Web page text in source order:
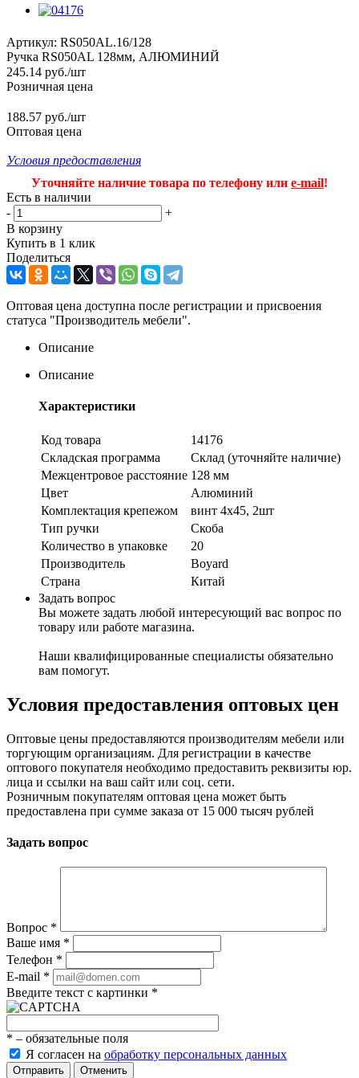
Артикул: RS050AL.16/128
Ручка RS050AL 128мм, АЛЮМИНИЙ
245.14 руб./шт
Розничная цена
188.57 руб./шт
Оптовая цена
Условия предоставления
Уточняйте наличие товара по телефону или e-mail!
Есть в наличии
-
+
В корзину
Купить в 1 клик
Поделиться
Оптовая цена доступна после регистрации и присвоения
статуса "Производитель мебели".
Описание
Описание
Характеристики
Код товара
14176
Складская программа
Склад (уточняйте наличие)
Межцентровое расстояние 128 мм
Цвет
Алюминий
Комплектация крепежом
винт 4х45, 2шт
Тип ручки
Скоба
Количество в упаковке
20
Производитель
Boyard
Страна
Китай
Задать вопрос
Вы можете задать любой интересующий вас вопрос по
товару или работе магазина.
Наши квалифицированные специалисты обязательно
вам помогут.
Условия предоставления оптовых цен
Оптовые цены предоставляются производителям мебели или
торгующим организациям. Для регистрации в качестве
оптового покупателя необходимо предоставить реквизиты юр.
лица и ссылки на ваш сайт или соц. сети.
Розничным покупателям оптовая цена может быть
предоставлена при сумме заказа от 15 000 тысяч рублей
Задать вопрос
Вопрос *
Ваше имя *
Телефон *
E-mail *
Введите текст с картинки *
* – обязательные поля
Я согласен на обработку персональных данных
Отменить